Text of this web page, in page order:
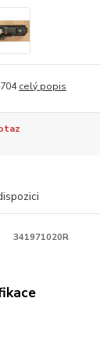
celý popis
341971020R